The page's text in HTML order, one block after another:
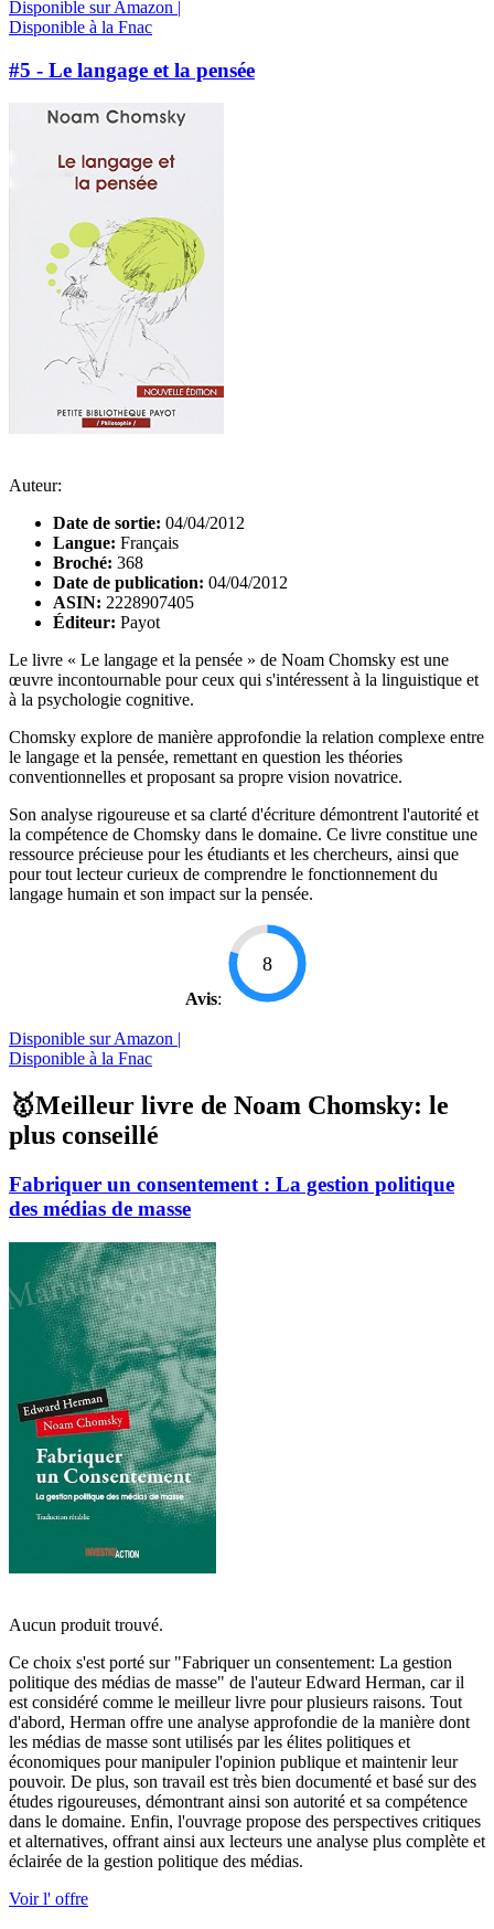
Disponible sur Amazon |
Disponible à la Fnac
#5 - Le langage et la pensée
Auteur:
Date de sortie: 04/04/2012
Langue: Français
Broché: 368
Date de publication: 04/04/2012
ASIN: 2228907405
Éditeur: Payot
Le livre « Le langage et la pensée » de Noam Chomsky est une
œuvre incontournable pour ceux qui s'intéressent à la linguistique et
à la psychologie cognitive.
Chomsky explore de manière approfondie la relation complexe entre
le langage et la pensée, remettant en question les théories
conventionnelles et proposant sa propre vision novatrice.
Son analyse rigoureuse et sa clarté d'écriture démontrent l'autorité et
la compétence de Chomsky dans le domaine. Ce livre constitue une
ressource précieuse pour les étudiants et les chercheurs, ainsi que
pour tout lecteur curieux de comprendre le fonctionnement du
langage humain et son impact sur la pensée.
Avis:
8
Disponible sur Amazon |
Disponible à la Fnac
🥇Meilleur livre de Noam Chomsky: le
plus conseillé
Fabriquer un consentement : La gestion politique
des médias de masse
Aucun produit trouvé.
Ce choix s'est porté sur "Fabriquer un consentement: La gestion
politique des médias de masse" de l'auteur Edward Herman, car il
est considéré comme le meilleur livre pour plusieurs raisons. Tout
d'abord, Herman offre une analyse approfondie de la manière dont
les médias de masse sont utilisés par les élites politiques et
économiques pour manipuler l'opinion publique et maintenir leur
pouvoir. De plus, son travail est très bien documenté et basé sur des
études rigoureuses, démontrant ainsi son autorité et sa compétence
dans le domaine. Enfin, l'ouvrage propose des perspectives critiques
et alternatives, offrant ainsi aux lecteurs une analyse plus complète et
éclairée de la gestion politique des médias.
Voir l' offre